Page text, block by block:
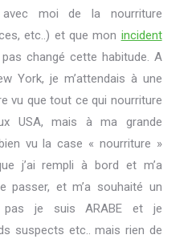
avec moi de la nourriture
etc..) et que mon incident
pas changé cette habitude. A
York, je m’attendais à une
vu que tout ce qui nourriture
USA, mais à ma grande
vu la case « nourriture »
j’ai rempli à bord et m’a
passer, et m’a souhaité un
pas je suis ARABE et je
suspects etc.. mais rien de